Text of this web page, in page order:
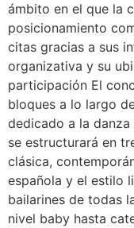
ámbito en el que la
posicionamiento
citas gracias a sus
organizativa y su
participación El
bloques a lo largo
dedicado a la
se estructurará en
clásica,
española y el estilo
bailarines de todas
nivel baby hasta